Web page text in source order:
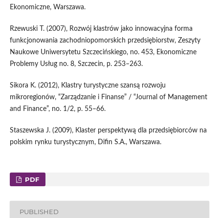
Ekonomiczne, Warszawa.
Rzewuski T. (2007), Rozwój klastrów jako innowacyjna forma
funkcjonowania zachodniopomorskich przedsiębiorstw, Zeszyty
Naukowe Uniwersytetu Szczecińskiego, no. 453, Ekonomiczne
Problemy Usług no. 8, Szczecin, p. 253–263.
Sikora K. (2012), Klastry turystyczne szansą rozwoju
mikroregionów, “Zarządzanie i Finanse” / “Journal of Management
and Finance”, no. 1/2, p. 55–66.
Staszewska J. (2009), Klaster perspektywą dla przedsiębiorców na
polskim rynku turystycznym, Difin S.A., Warszawa.
PDF
PUBLISHED